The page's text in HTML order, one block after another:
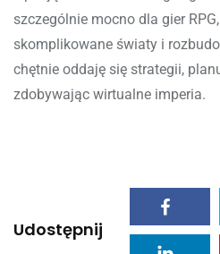
szczególnie mocno dla gier
skomplikowane światy i
chętnie oddaję się strategii,
zdobywając wirtualne imperia.
Udostępnij